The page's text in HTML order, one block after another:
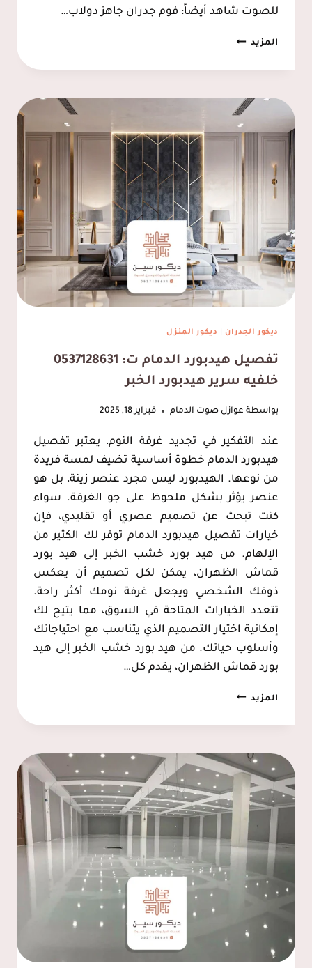
للصوت شاهد أيضاً: فوم جدران جاهز دولاب…
المزيددواليب
ت:
0537128631
رفوف
شاشات
ديكور الجدران ديكور المنزل
تفصيل هيدبورد الدمام ت: 0537128631
خلفيه سرير هيدبورد الخبر
بواسطة عوازل صوت الدمام فبراير 18, 2025
عند التفكير في تجديد غرفة النوم، يعتبر تفصيل
هيدبورد الدمام خطوة أساسية تضيف لمسة فريدة
من نوعها. الهيدبورد ليس مجرد عنصر زينة، بل هو
عنصر يؤثر بشكل ملحوظ على جو الغرفة. سواء
كنت تبحث عن تصميم عصري أو تقليدي، فإن
خيارات تفصيل هيدبورد الدمام توفر لك الكثير من
الإلهام. من هيد بورد خشب الخبر إلى هيد بورد
قماش الظهران، يمكن لكل تصميم أن يعكس
ذوقك الشخصي ويجعل غرفة نومك أكثر راحة.
تتعدد الخيارات المتاحة في السوق، مما يتيح لك
إمكانية اختيار التصميم الذي يتناسب مع احتياجاتك
وأسلوب حياتك. من هيد بورد خشب الخبر إلى هيد
بورد قماش الظهران، يقدم كل…
المزيدتفصيل
ت:
0537128631
خلفيه
سرير
هيدبورد
الخبر